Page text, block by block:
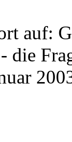
auf:
die